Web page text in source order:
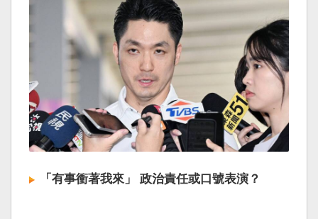
「有事衝著我來」 政治責任或口號表演？